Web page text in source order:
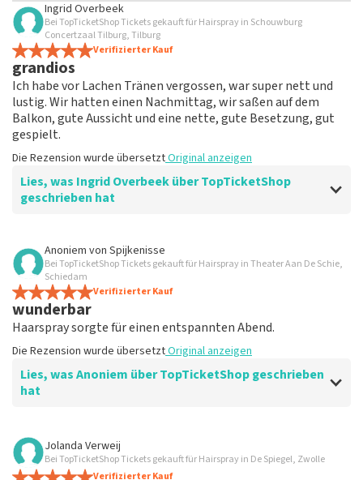
Ingrid Overbeek
Bei TopTicketShop Tickets gekauft für Hairspray in Schouwburg
Concertzaal Tilburg, Tilburg
Verifizierter Kauf
grandios
Ich habe vor Lachen Tränen vergossen, war super nett und
lustig. Wir hatten einen Nachmittag, wir saßen auf dem
Balkon, gute Aussicht und eine nette, gute Besetzung, gut
gespielt.
Die Rezension wurde übersetztOriginal anzeigen
Lies, was Ingrid Overbeek über TopTicketShop
geschrieben hat
Bewertung von Ingrid Overbeek über
gut
gut
Die Rezension wurde übersetzt
Anoniem von Spijkenisse
Bei TopTicketShop Tickets gekauft für Hairspray in Theater Aan De Schie,
Schiedam
Verifizierter Kauf
wunderbar
Haarspray sorgte für einen entspannten Abend.
Die Rezension wurde übersetztOriginal anzeigen
Lies, was Anoniem über TopTicketShop geschrieben
hat
Bewertung von Anoniem über
Zufrieden
Jolanda Verweij
Bei TopTicketShop Tickets gekauft für Hairspray in De Spiegel, Zwolle
Verifizierter Kauf